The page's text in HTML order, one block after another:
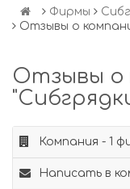
Фирмы
Отзывы о
Отзывы о
Компания - 1
Написать в